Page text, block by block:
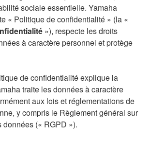
sociale essentielle. Yamaha
« Politique de confidentialité » (la «
»), respecte les droits
à caractère personnel et protège
de confidentialité explique la
traite les données à caractère
aux lois et réglementations de
y compris le Règlement général sur
données (« RGPD »).